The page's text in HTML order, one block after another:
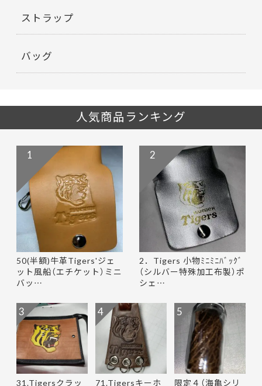
ストラップ
バッグ
人気商品ランキング
50(半額)牛革Tigers'ジェ
ット風船（エチケット）ミニ
バッ…
1
2．Tigers 小物ﾐﾆﾐﾆﾊﾞｯｸﾞ
（シルバー特殊加工布製）ポ
シェ…
2
31.Tigersクラッ
3
71.Tigersキーホ
4
限定４（海亀シリ
5